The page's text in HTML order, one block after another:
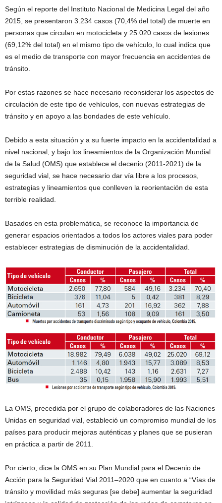
Según el reporte del Instituto Nacional de Medicina Legal del año
2015, se presentaron 3.234 casos (70,4% del total) de muerte en
personas que circulan en motocicleta y 25.020 casos de lesiones
(69,12% del total) en el mismo tipo de vehículo, lo cual indica que
es el medio de transporte con mayor frecuencia en accidentes de
tránsito.
Por estas razones se hace necesario reconsiderar los aspectos de
circulación de este tipo de vehículos, con nuevas estrategias de
tránsito y en apoyo a las bondades de este vehículo.
Debido a esta situación y a su fuerte impacto en la accidentalidad a
nivel nacional, y bajo los lineamientos de la Organización Mundial
de la Salud (OMS) que establece el decenio (2011-2021) de la
seguridad vial, se hace necesario dar vía libre a los procesos,
estrategias y lineamientos que conlleven la reorientación de esta
terrible realidad.
Basados en esta problemática, se reconoce la importancia de
generar espacios orientados a todos los actores viales para poder
establecer estrategias de disminución de la accidentalidad.
La OMS, precedida por el grupo de colaboradores de las Naciones
Unidas en seguridad vial, estableció un compromiso mundial de los
países para producir mejoras auténticas y planes que se pusieran
en práctica a partir de 2011.
Por cierto, dice la OMS en su Plan Mundial para el Decenio de
Acción para la Seguridad Vial 2011–2020 que en cuanto a “Vías de
tránsito y movilidad más seguras [se debe] aumentar la seguridad